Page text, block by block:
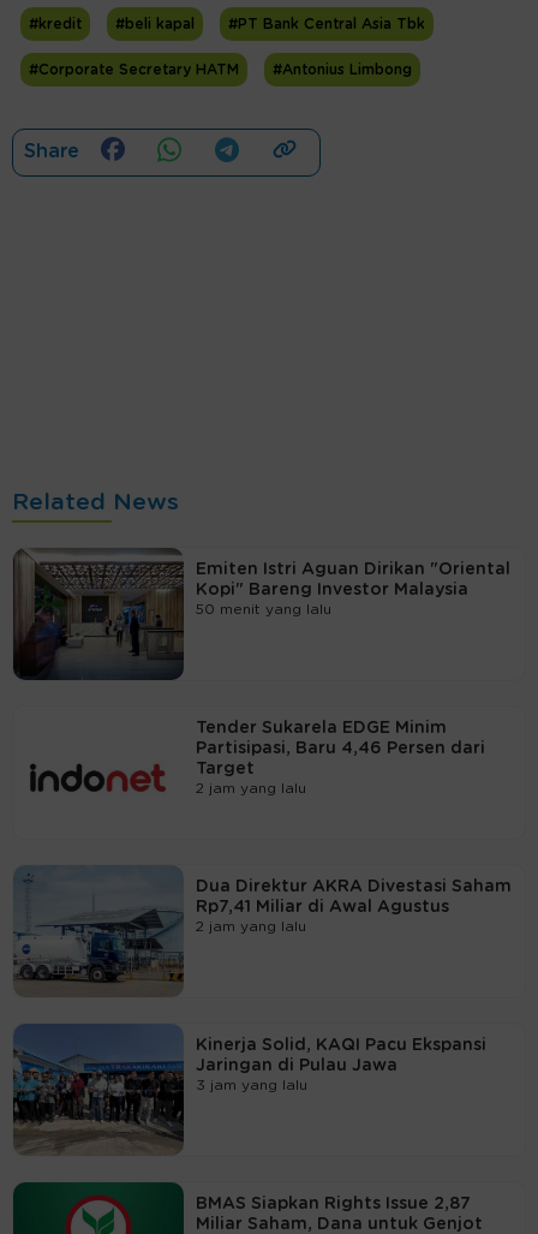
#kredit #beli kapal #PT Bank Central Asia Tbk
#Corporate Secretary HATM #Antonius Limbong
Share
Related News
Emiten Istri Aguan Dirikan "Oriental
Kopi" Bareng Investor Malaysia
50 menit yang lalu
Tender Sukarela EDGE Minim
Partisipasi, Baru 4,46 Persen dari
Target
2 jam yang lalu
Dua Direktur AKRA Divestasi Saham
Rp7,41 Miliar di Awal Agustus
2 jam yang lalu
Kinerja Solid, KAQI Pacu Ekspansi
Jaringan di Pulau Jawa
3 jam yang lalu
BMAS Siapkan Rights Issue 2,87
Miliar Saham, Dana untuk Genjot